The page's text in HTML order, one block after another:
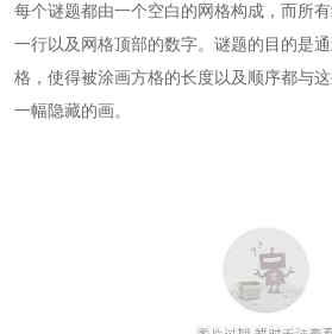
每个谜题都由一个空白的网格构成，而所
一行以及网格顶部的数字。谜题的目的是
格，使得被涂画方格的长度以及顺序都与
一幅隐藏的画。